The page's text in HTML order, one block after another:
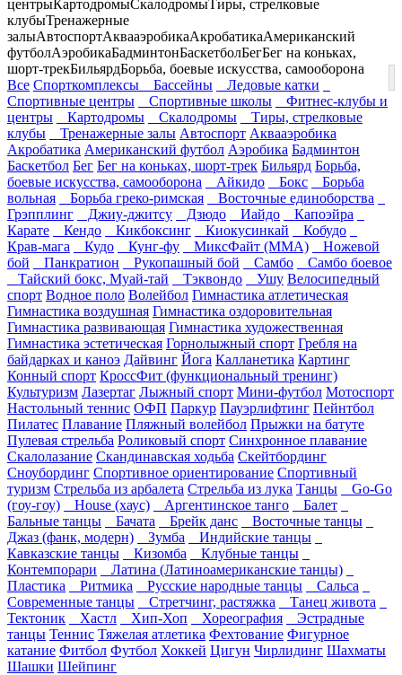
центрыКартодромыСкалодромыТиры, стрелковые
клубыТренажерные
залыАвтоспортАквааэробикаАкробатикаАмериканский
футболАэробикаБадминтонБаскетболБегБег на коньках,
шорт-трекБильярдБорьба, боевые искусства, самооборона
Все Спорткомплексы Бассейны
Ледовые катки
Спортивные центры
Спортивные школы
Фитнес-клубы и
центры
Картодромы Скалодромы
Тиры, стрелковые
клубы
Тренажерные залы Автоспорт Аквааэробика
Акробатика Американский футбол Аэробика Бадминтон
Баскетбол Бег Бег на коньках, шорт-трек Бильярд Борьба,
боевые искусства, самооборона
Айкидо Бокс
Борьба
вольная
Борьба греко-римская
Восточные единоборства
Грэпплинг
Джиу-джитсу Дзюдо Иайдо
Капоэйра
Карате
Кендо Кикбоксинг Киокусинкай
Кобудо
Крав-мага
Кудо Кунг-фу МиксФайт (ММА)
Ножевой
бой
Панкратион Рукопашный бой Самбо
Самбо боевое
Тайский бокс, Муай-тай
Тэквондо Ушу Велосипедный
спорт Водное поло Волейбол Гимнастика атлетическая
Гимнастика воздушная Гимнастика оздоровительная
Гимнастика развивающая Гимнастика художественная
Гимнастика эстетическая Горнолыжный спорт Гребля на
байдарках и каноэ Дайвинг Йога Калланетика Картинг
Конный спорт КроссФит (функциональный тренинг)
Культуризм Лазертаг Лыжный спорт Мини-футбол Мотоспорт
Настольный теннис ОФП Паркур Пауэрлифтинг Пейнтбол
Пилатес Плавание Пляжный волейбол Прыжки на батуте
Пулевая стрельба Роликовый спорт Синхронное плавание
Скалолазание Скандинавская ходьба Скейтбординг
Сноубординг Спортивное ориентирование Спортивный
туризм Стрельба из арбалета Стрельба из лука Танцы
Go-Go
(гоу-гоу)
House (хаус) Аргентинское танго
Балет
Бальные танцы
Бачата Брейк данс
Восточные танцы
Джаз (фанк, модерн)
Зумба
Индийские танцы
Кавказские танцы
Кизомба
Клубные танцы
Контемпорари
Латина (Латиноамериканские танцы)
Пластика
Ритмика Русские народные танцы
Сальса
Современные танцы
Стретчинг, растяжка
Танец живота
Тектоник
Хастл Хип-Хоп Хореография
Эстрадные
танцы Теннис Тяжелая атлетика Фехтование Фигурное
катание Фитбол Футбол Хоккей Цигун Чирлидинг Шахматы
Шашки Шейпинг